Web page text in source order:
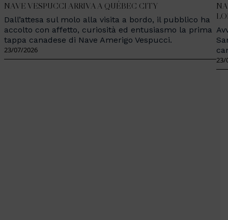
NAVE VESPUCCI ARRIVA A QUÉBEC CITY
Dall’attesa sul molo alla visita a bordo, il pubblico ha
accolto con affetto, curiosità ed entusiasmo la prima
tappa canadese di Nave Amerigo Vespucci.
23/07/2026
23/